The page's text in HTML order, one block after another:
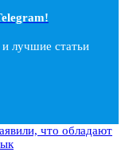
лучшие статьи
что обладают